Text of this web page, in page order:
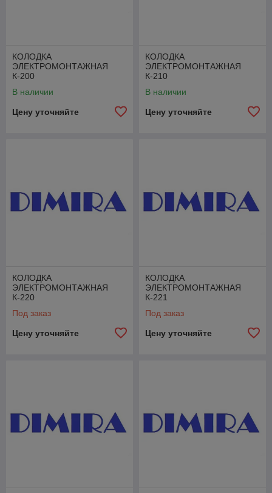
КОЛОДКА
ЭЛЕКТРОМОНТАЖНАЯ
К-200
В наличии
Цену уточняйте
КОЛОДКА
ЭЛЕКТРОМОНТАЖНАЯ
К-210
В наличии
Цену уточняйте
КОЛОДКА
ЭЛЕКТРОМОНТАЖНАЯ
К-220
Под заказ
Цену уточняйте
КОЛОДКА
ЭЛЕКТРОМОНТАЖНАЯ
К-221
Под заказ
Цену уточняйте